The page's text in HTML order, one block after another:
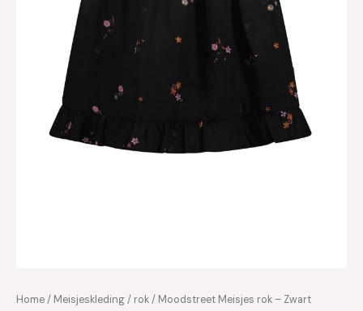
Home/ Meisjeskleding/ rok/ Moodstreet Meisjes rok – Zwart